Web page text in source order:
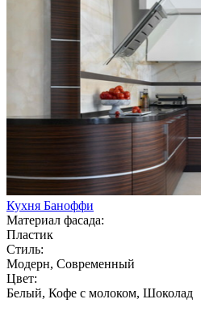
Кухня Баноффи
Материал фасада:
Пластик
Стиль:
Модерн, Современный
Цвет:
Белый, Кофе с молоком, Шоколад